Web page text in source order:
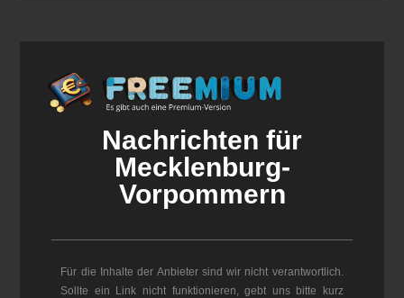
Nachrichten für
Mecklenburg-
Vorpommern
Für die Inhalte der Anbieter sind wir nicht verantwortlich.
Sollte ein Link nicht funktionieren, gebt uns bitte kurz